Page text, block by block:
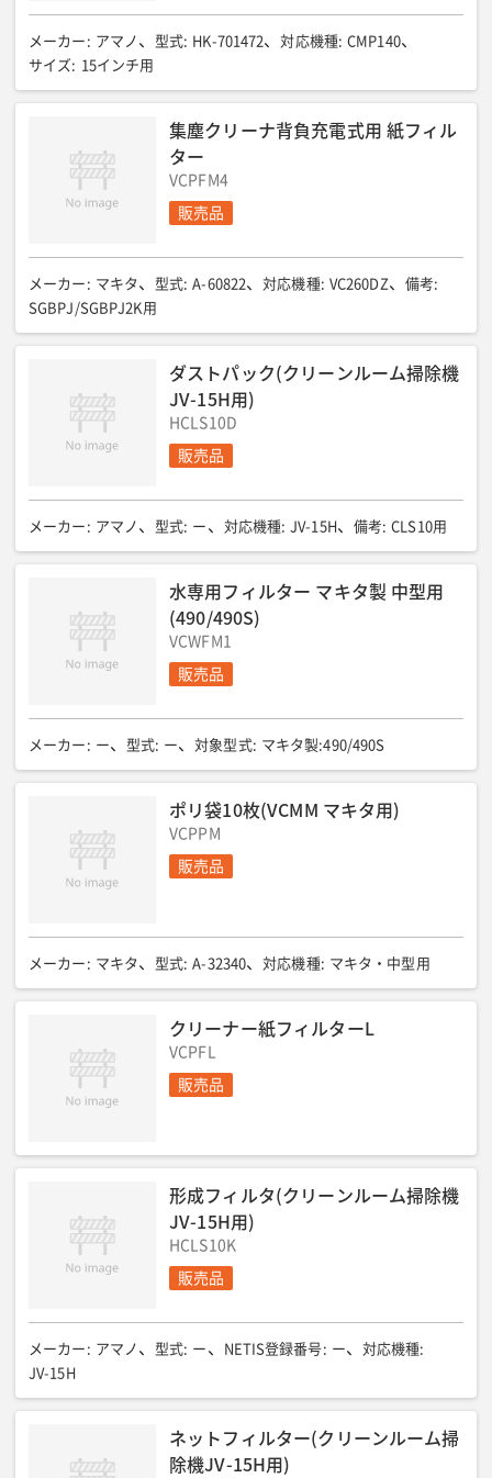
メーカー : アマノ 型式: HK-701472 対応機種: CMP140
サイズ: 15インチ用
集塵クリーナ背負充電式用 紙フィル
ター
VCPFM4
販売品
メーカー : マキタ 型式: A-60822 対応機種: VC260DZ 備考:
SGBPJ/SGBPJ2K用
ダストパック(クリーンルーム掃除機
JV-15H用)
HCLS10D
販売品
メーカー : アマノ 型式: ー 対応機種: JV-15H 備考: CLS10用
水専用フィルター マキタ製 中型用
(490/490S)
VCWFM1
販売品
メーカー : ー 型式: ー 対象型式: マキタ製:490/490S
ポリ袋10枚(VCMM マキタ用)
VCPPM
販売品
メーカー : マキタ 型式: A-32340 対応機種: マキタ・中型用
クリーナー紙フィルターL
VCPFL
販売品
形成フィルタ(クリーンルーム掃除機
JV-15H用)
HCLS10K
販売品
メーカー : アマノ 型式: ー NETIS登録番号: ー 対応機種:
JV-15H
ネットフィルター(クリーンルーム掃
除機JV-15H用)